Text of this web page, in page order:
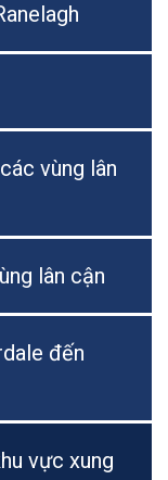
vùng lân
lân cận
đến
vực xung